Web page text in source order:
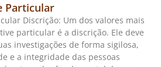
Particular
Discrição: Um dos valores mais
particular é a discrição. Ele deve
investigações de forma sigilosa,
e a integridade das pessoas